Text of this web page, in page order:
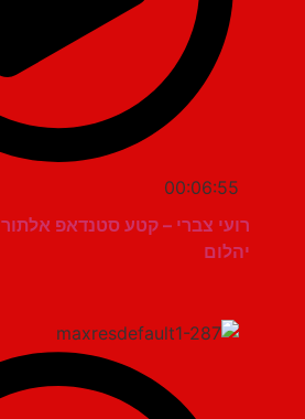
00:06:55
רועי צברי – קטע סטנדאפ אלתורים